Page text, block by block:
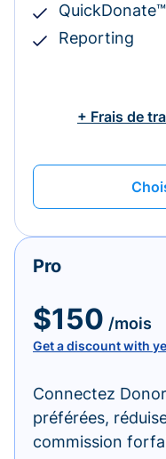
QuickDonate™
Reporting
+ Frais de
Pro
$150 /mois
Get a discount with
Connectez
préférées,
commission